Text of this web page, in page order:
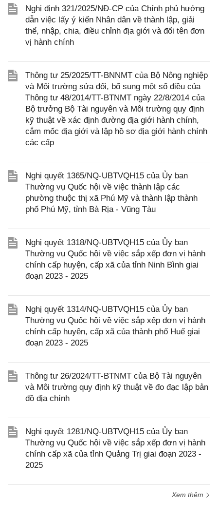
Nghị định 321/2025/NĐ-CP của Chính phủ hướng
dẫn việc lấy ý kiến Nhân dân về thành lập, giải
thể, nhập, chia, điều chỉnh địa giới và đổi tên đơn
vị hành chính
Thông tư 25/2025/TT-BNNMT của Bộ Nông nghiệp
và Môi trường sửa đổi, bổ sung một số điều của
Thông tư 48/2014/TT-BTNMT ngày 22/8/2014 của
Bộ trưởng Bộ Tài nguyên và Môi trường quy định
kỹ thuật về xác định đường địa giới hành chính,
cắm mốc địa giới và lập hồ sơ địa giới hành chính
các cấp
Nghị quyết 1365/NQ-UBTVQH15 của Ủy ban
Thường vụ Quốc hội về việc thành lập các
phường thuộc thị xã Phú Mỹ và thành lập thành
phố Phú Mỹ, tỉnh Bà Rịa - Vũng Tàu
Nghị quyết 1318/NQ-UBTVQH15 của Ủy ban
Thường vụ Quốc hội về việc sắp xếp đơn vị hành
chính cấp huyện, cấp xã của tỉnh Ninh Bình giai
đoạn 2023 - 2025
Nghị quyết 1314/NQ-UBTVQH15 của Ủy ban
Thường vụ Quốc hội về việc sắp xếp đơn vị hành
chính cấp huyện, cấp xã của thành phố Huế giai
đoạn 2023 - 2025
Thông tư 26/2024/TT-BTNMT của Bộ Tài nguyên
và Môi trường quy định kỹ thuật về đo đạc lập bản
đồ địa chính
Nghị quyết 1281/NQ-UBTVQH15 của Ủy ban
Thường vụ Quốc hội về việc sắp xếp đơn vị hành
chính cấp xã của tỉnh Quảng Trị giai đoạn 2023 -
2025
Xem thêm